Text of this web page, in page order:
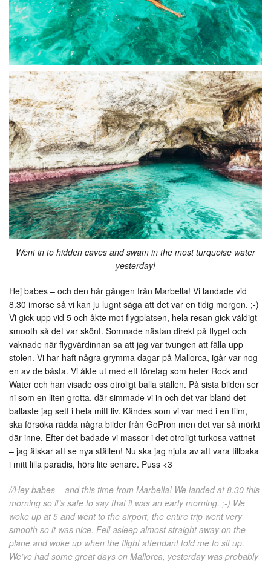
Went in to hidden caves and swam in the most turquoise water
yesterday!
Hej babes – och den här gången från Marbella! Vi landade vid
8.30 imorse så vi kan ju lugnt säga att det var en tidig morgon. ;-)
Vi gick upp vid 5 och åkte mot flygplatsen, hela resan gick väldigt
smooth så det var skönt. Somnade nästan direkt på flyget och
vaknade när flygvärdinnan sa att jag var tvungen att fälla upp
stolen. Vi har haft några grymma dagar på Mallorca, igår var nog
en av de bästa. Vi åkte ut med ett företag som heter Rock and
Water och han visade oss otroligt balla ställen. På sista bilden ser
ni som en liten grotta, där simmade vi in och det var bland det
ballaste jag sett i hela mitt liv. Kändes som vi var med i en film,
ska försöka rädda några bilder från GoPron men det var så mörkt
där inne. Efter det badade vi massor i det otroligt turkosa vattnet
– jag älskar att se nya ställen! Nu ska jag njuta av att vara tillbaka
i mitt lilla paradis, hörs lite senare. Puss <3
//Hey babes – and this time from Marbella! We landed at 8.30 this
morning so it’s safe to say that it was an early morning. ;-) We
woke up at 5 and went to the airport, the entire trip went very
smooth so it was nice. Fell asleep almost straight away on the
plane and woke up when the flight attendant told me to sit up.
We’ve had some great days on Mallorca, yesterday was probably